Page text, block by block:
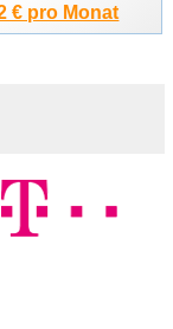
€ pro Monat